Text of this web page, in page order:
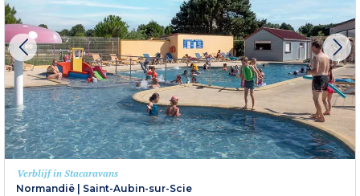
Verblijf in Stacaravans
Normandië
Saint-Aubin-sur-Scie